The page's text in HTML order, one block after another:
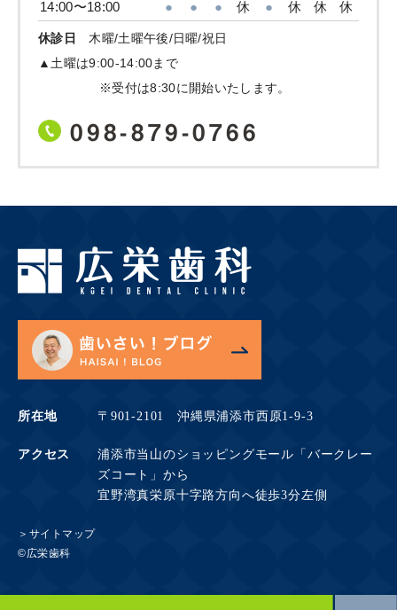
14:00〜18:00
● ● ● 休 ● 休 休 休
休診日
木曜/土曜午後/日曜/祝日
▲土曜は9:00-14:00まで
※受付は8:30に開始いたします。
098-879-0766
所在地 〒901-2101 沖縄県浦添市西原1-9-3
アクセス
浦添市当山のショッピングモール「バークレー
ズコート」から
宜野湾真栄原十字路方向へ徒歩3分左側
＞サイトマップ
©広栄歯科